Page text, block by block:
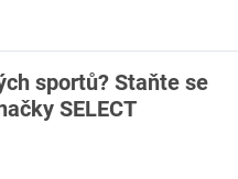
sportů? Staňte se
SELECT